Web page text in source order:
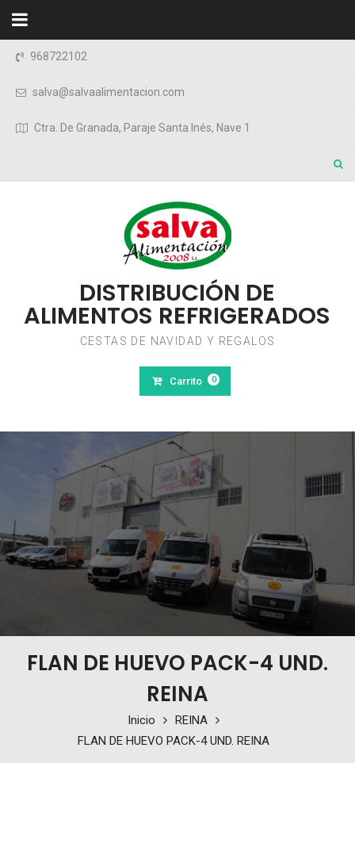
Saltar al contenido
968722102
salva@salvaalimentacion.com
Ctra. De Granada, Paraje Santa Inés, Nave 1
DISTRIBUCIÓN DE
ALIMENTOS REFRIGERADOS
CESTAS DE NAVIDAD Y REGALOS
Carrito 0
FLAN DE HUEVO PACK-4 UND.
REINA
Inicio
REINA
FLAN DE HUEVO PACK-4 UND. REINA